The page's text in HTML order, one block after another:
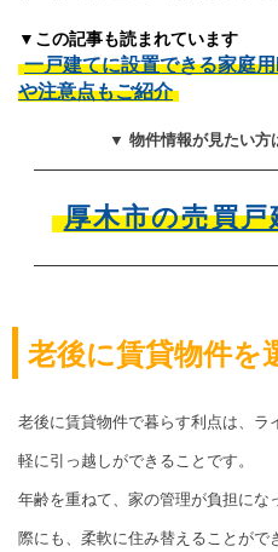
▼この記事も読まれています
一戸建てに設置できる家庭
や注意点もご紹介
▼ 物件情報が見たい方
厚木市の売買
老後に賃貸物件を
老後に賃貸物件で暮らす利点は、
軽に引っ越しができることです。
年齢を重ねて、家の管理が負担にな
際にも、柔軟に住み替えることがで